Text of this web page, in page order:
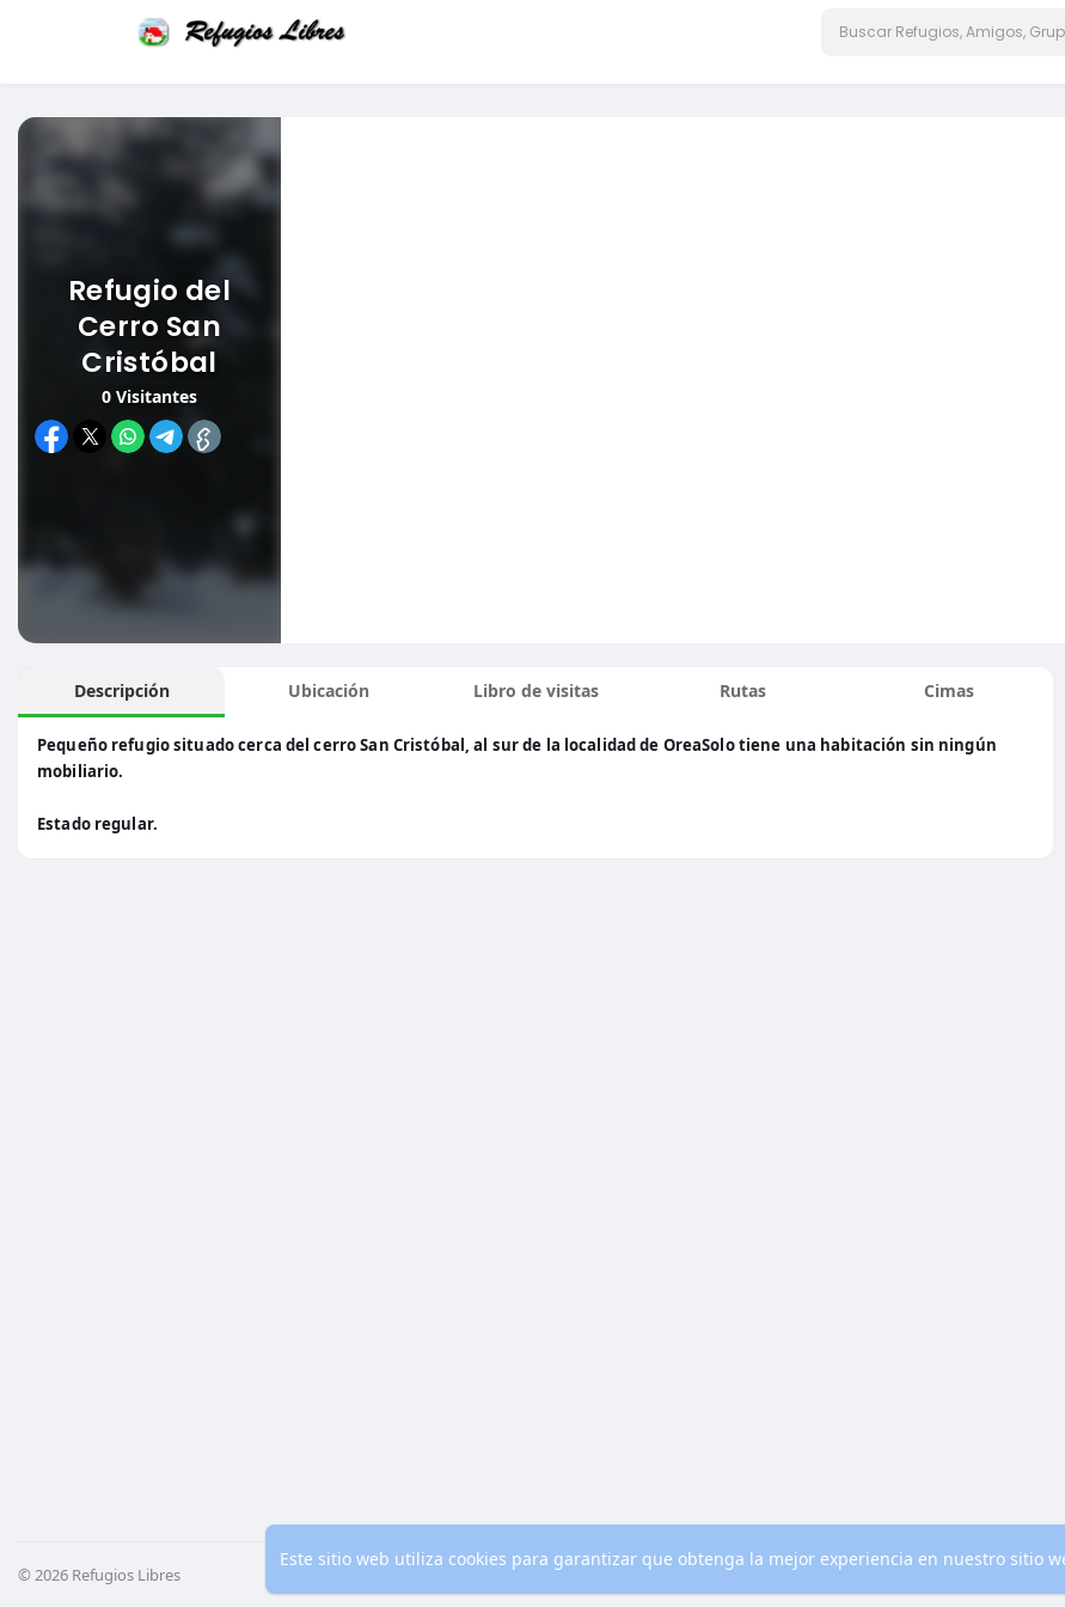
Este sitio web utiliza cookies para garantizar que obtenga la mejor experiencia en nuestro sitio
Refugio del
Cerro San
Cristóbal
0 Visitantes
Descripción
Pequeño refugio situado cerca del cerro San Cristóbal, al sur de la localidad de OreaSolo tiene una habitación sin ningún
mobiliario.
Estado regular.
Ubicación Libro de visitas Rutas
Cimas
© 2026 Refugios Libres Conocenos Contacto Política de privacidad